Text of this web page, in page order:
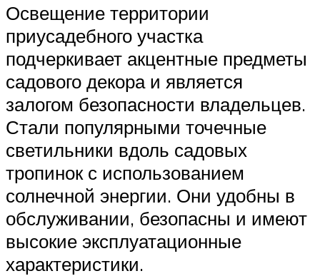
Освещение территории
приусадебного участка
подчеркивает акцентные предметы
садового декора и является
залогом безопасности владельцев.
Стали популярными точечные
светильники вдоль садовых
тропинок с использованием
солнечной энергии. Они удобны в
обслуживании, безопасны и имеют
высокие эксплуатационные
характеристики.